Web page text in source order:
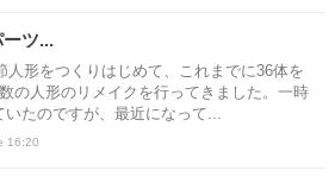
ツ...
形をつくりはじめて、これまでに36体を
の人形のリメイクを行ってきました。一時
たのですが、最近になって...
16:20